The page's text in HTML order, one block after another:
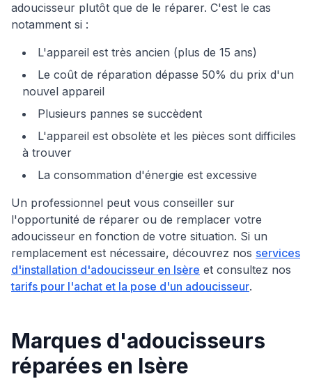
adoucisseur plutôt que de le réparer. C'est le cas
notamment si :
L'appareil est très ancien (plus de 15 ans)
Le coût de réparation dépasse 50% du prix d'un
nouvel appareil
Plusieurs pannes se succèdent
L'appareil est obsolète et les pièces sont difficiles
à trouver
La consommation d'énergie est excessive
Un professionnel peut vous conseiller sur
l'opportunité de réparer ou de remplacer votre
adoucisseur en fonction de votre situation. Si un
remplacement est nécessaire, découvrez nos services
d'installation d'adoucisseur en Isère et consultez nos
tarifs pour l'achat et la pose d'un adoucisseur.
Marques d'adoucisseurs
réparées en Isère